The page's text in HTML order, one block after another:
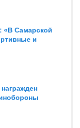
«В Самарской
и